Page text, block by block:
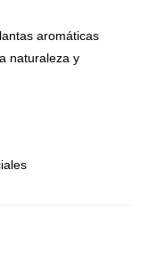
aromáticas
naturaleza y